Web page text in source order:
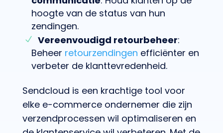
hoogte van de status van hun
zendingen.
Vereenvoudigd retourbeheer:
Beheer retourzendingen efficiënter en
verbeter de klanttevredenheid.
Sendcloud is een krachtige tool voor
elke e-commerce ondernemer die zijn
verzendprocessen wil optimaliseren en